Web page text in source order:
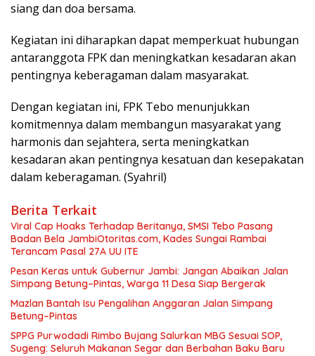
siang dan doa bersama.
Kegiatan ini diharapkan dapat memperkuat hubungan
antaranggota FPK dan meningkatkan kesadaran akan
pentingnya keberagaman dalam masyarakat.
Dengan kegiatan ini, FPK Tebo menunjukkan
komitmennya dalam membangun masyarakat yang
harmonis dan sejahtera, serta meningkatkan
kesadaran akan pentingnya kesatuan dan kesepakatan
dalam keberagaman. (Syahril)
Berita Terkait
Viral Cap Hoaks Terhadap Beritanya, SMSI Tebo Pasang
Badan Bela JambiOtoritas.com, Kades Sungai Rambai
Terancam Pasal 27A UU ITE
Pesan Keras untuk Gubernur Jambi: Jangan Abaikan Jalan
Simpang Betung–Pintas, Warga 11 Desa Siap Bergerak
Mazlan Bantah Isu Pengalihan Anggaran Jalan Simpang
Betung–Pintas
SPPG Purwodadi Rimbo Bujang Salurkan MBG Sesuai SOP,
Sugeng: Seluruh Makanan Segar dan Berbahan Baku Baru